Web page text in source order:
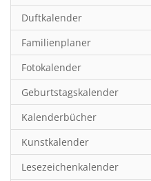
Fantasy
Film
Fotokunst
Frauen
Fußball
Gaming
Geburtstagskalender
Duftkalender
Familienplaner
Fotokalender
Geburtstagskalender
Kalenderbücher
Kunstkalender
Lesezeichenkalender